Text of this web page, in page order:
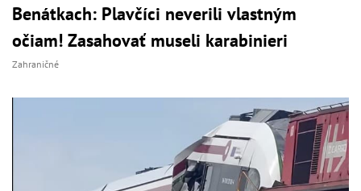
Benátkach: Plavčíci neverili vlastným
očiam! Zasahovať museli karabinieri
Zahraničné